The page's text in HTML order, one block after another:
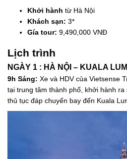
Khởi hành từ Hà Nội
Khách sạn: 3*
Gía tour: 9,490,000 VNĐ
Lịch trình
NGÀY 1 : HÀ NỘI – KUALA
9h Sáng: Xe và HDV của Vietsense
tại trung tâm thành phố, khởi hành ra
thủ tục đáp chuyến bay đến Kuala